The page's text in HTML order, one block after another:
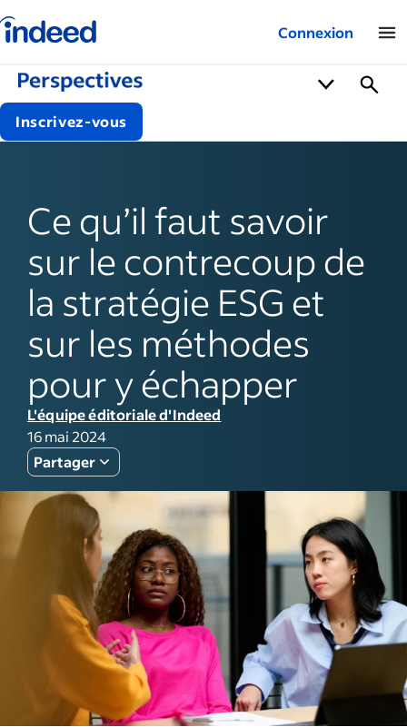
Indeed – Entreprises Connexion
Inscrivez-vous
Ce qu’il faut savoir
sur le contrecoup de
la stratégie ESG et
sur les méthodes
pour y échapper
L'équipe éditoriale d'Indeed
16 mai 2024
Partager